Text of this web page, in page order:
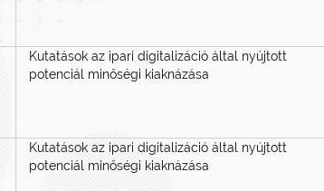
Kutatások az ipari digitalizáció által nyújtott
potenciál minőségi kiaknázása
Kutatások az ipari digitalizáció által nyújtott
potenciál minőségi kiaknázása